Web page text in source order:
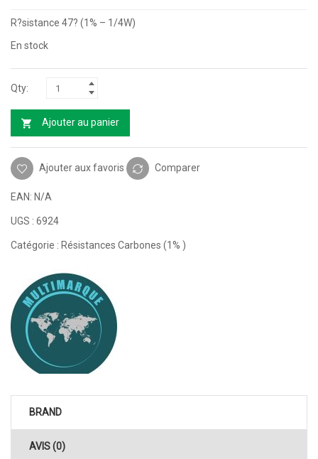
R?sistance 47? (1% – 1/4W)
En stock
Ajouter au panier
Ajouter aux favoris Comparer
EAN: N/A
UGS : 6924
Catégorie : Résistances Carbones (1% )
BRAND
AVIS (0)